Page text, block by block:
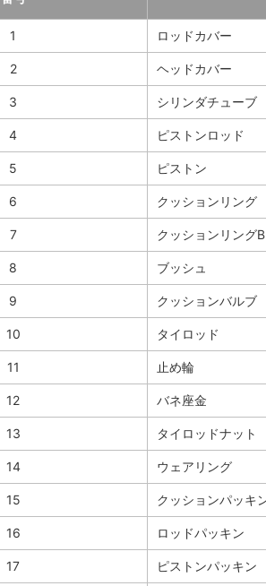
1 ロッドカバー
2 ヘッドカバー
3 シリンダチューブ
4 ピストンロッド
5 ピストン
6 クッションリング
7 クッションリングB
8 ブッシュ
9 クッションバルブ
10 タイロッド
11 止め輪
12 バネ座金
13 タイロッドナット
14 ウェアリング
15 クッションパッキ
16 ロッドパッキン
17 ピストンパッキン